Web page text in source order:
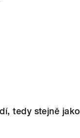
tedy stejně jako